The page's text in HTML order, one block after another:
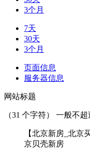
3个月
7天
30天
3个月
页面信息
服务器信息
网站标题
（31 个字符） 一般不超
【北京新房_北京
京贝壳新房